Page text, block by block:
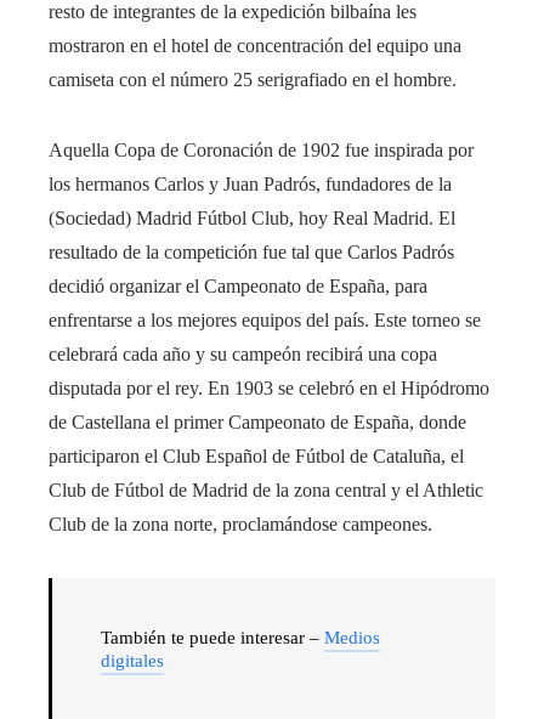
resto de integrantes de la expedición bilbaína les
mostraron en el hotel de concentración del equipo una
camiseta con el número 25 serigrafiado en el hombre.
Aquella Copa de Coronación de 1902 fue inspirada por
los hermanos Carlos y Juan Padrós, fundadores de la
(Sociedad) Madrid Fútbol Club, hoy Real Madrid. El
resultado de la competición fue tal que Carlos Padrós
decidió organizar el Campeonato de España, para
enfrentarse a los mejores equipos del país. Este torneo se
celebrará cada año y su campeón recibirá una copa
disputada por el rey. En 1903 se celebró en el Hipódromo
de Castellana el primer Campeonato de España, donde
participaron el Club Español de Fútbol de Cataluña, el
Club de Fútbol de Madrid de la zona central y el Athletic
Club de la zona norte, proclamándose campeones.
También te puede interesar – Medios
digitales